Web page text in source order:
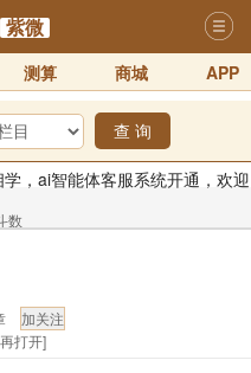
紫微
测算 商城 APP
查 询
，ai智能体客服系统开通，欢迎
体验新程序及感觉！！
、兔、狗、鸡生肖化太岁开始预
数
打开]